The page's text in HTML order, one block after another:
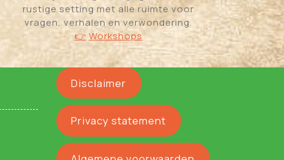
rustige setting met alle ruimte voor
vragen, verhalen en verwondering.
👉 Workshops
Disclaimer
Privacy statement